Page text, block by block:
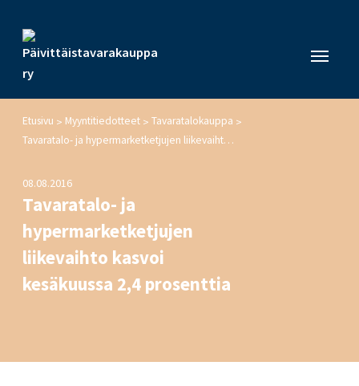
Etusivu > Myyntitiedotteet > Tavaratalokauppa >
Tavaratalo- ja hypermarketketjujen liikevaihto kasvoi kesäkuussa 2,4 prosenttia
08.08.2016
Tavaratalo- ja
hypermarketketjujen
liikevaihto kasvoi
kesäkuussa 2,4 prosenttia